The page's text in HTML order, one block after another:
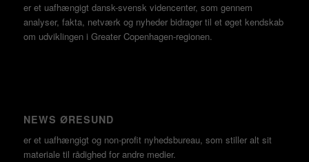
er et uafhængigt dansk-svensk videncenter, som gennem
analyser, fakta, netværk og nyheder bidrager til et øget kendskab
om udviklingen i Greater Copenhagen-regionen.
NEWS ØRESUND
er et uafhængigt og non-profit nyhedsbureau, som stiller alt sit
materiale til rådighed for andre medier.